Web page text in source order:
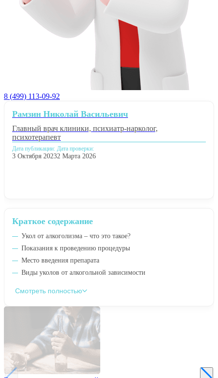
8 (499) 113-09-92
Краткое содержание
Укол от алкоголизма – что это такое?
Показания к проведению процедуры
Место введения препарата
Виды уколов от алкогольной зависимости
Смотреть полностью
Рамзин Николай Васильевич
Главный врач клиники, психиатр-нарколог,
психотерапевт
Дата публикации:
3 Октября 2023
Дата проверки:
2 Марта 2026